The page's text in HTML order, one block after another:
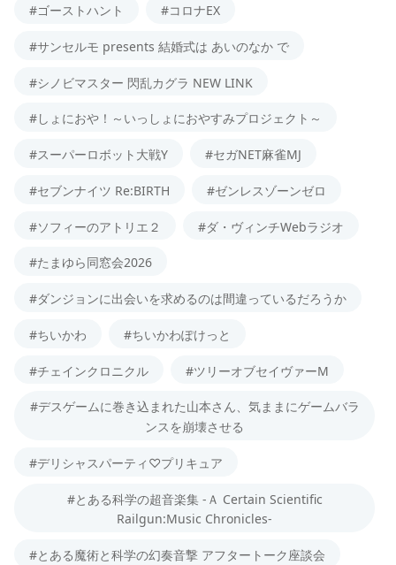
#ゴーストハント #コロナEX
#サンセルモ presents 結婚式は あいのなか で
#シノビマスター 閃乱カグラ NEW LINK
#しょにおや！～いっしょにおやすみプロジェクト～
#スーパーロボット大戦Y #セガNET麻雀MJ
#セブンナイツ Re:BIRTH #ゼンレスゾーンゼロ
#ソフィーのアトリエ２ #ダ・ヴィンチWebラジオ
#たまゆら同窓会2026
#ダンジョンに出会いを求めるのは間違っているだろうか
#ちいかわ #ちいかわぽけっと
#チェインクロニクル #ツリーオブセイヴァーM
#デスゲームに巻き込まれた山本さん、気ままにゲームバラ
ンスを崩壊させる
#デリシャスパーティ♡プリキュア
#とある科学の超音楽集 -Ａ Certain Scientific
Railgun:Music Chronicles-
#とある魔術と科学の幻奏音撃 アフタートーク座談会